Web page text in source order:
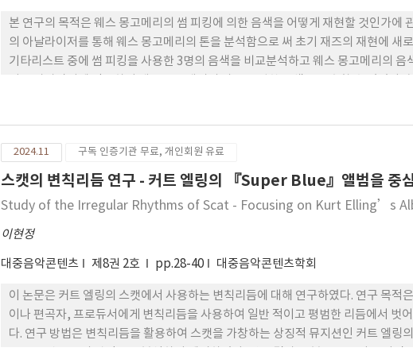
본 연구의 목적은 웨스 몽고메리의 썸 피킹에 의한 음색을 어떻게 재현할 것인가에
의 아날라이저를 통해 웨스 몽고메리의 톤을 분석함으로 써 초기 재즈의 재현에 새
기타리스트 중에 썸 피킹을 사용한 3명의 음색을 비교분석하고 웨스 몽고메리의
튜디오 이큐를 사용하여야 웨스 몽고메리 썸 피킹 음색에 가장 근접한 음색을 구현
재즈 기타 리스트들에게 좋은 영향을 줄 수 있을 것이라고 생각하였다. 향후, 본 연
도 기여 할 수 있는 양분이 되길 기대한다.
2024.11 구독 인증기관 무료, 개인회원 유료
스캣의 변칙리듬 연구 - 커트 엘링의 『Super Blue』앨범을 중
Study of the Irregular Rhythms of Scat - Focusing on Kurt Elling’s
이현정
대중음악콘텐츠 제8권 2호 pp.28-40 대중음악콘텐츠학회
이 논문은 커트 엘링의 스캣에서 사용하는 변칙리듬에 대해 연구하였다. 연구 목적
이나 편곡자, 프로듀서에게 변칙리듬을 사용하여 일반 적이고 평범한 리듬에서 벗
다. 연구 방법은 변칙리듬을 활용하여 스캣을 가창하는 상징적 뮤지션인 커트 엘